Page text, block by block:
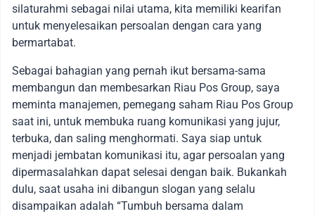
silaturahmi sebagai nilai utama, kita memiliki kearifan
untuk menyelesaikan persoalan dengan cara yang
bermartabat.
Sebagai bahagian yang pernah ikut bersama-sama
membangun dan membesarkan Riau Pos Group, saya
meminta manajemen, pemegang saham Riau Pos Group
saat ini, untuk membuka ruang komunikasi yang jujur,
terbuka, dan saling menghormati. Saya siap untuk
menjadi jembatan komunikasi itu, agar persoalan yang
dipermasalahkan dapat selesai dengan baik. Bukankah
dulu, saat usaha ini dibangun slogan yang selalu
disampaikan adalah “Tumbuh bersama dalam